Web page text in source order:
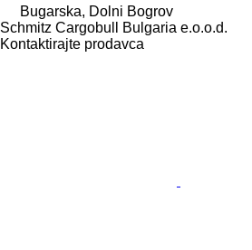
Bugarska, Dolni Bogrov
Schmitz Cargobull Bulgaria e.o.o.d.
Kontaktirajte prodavca